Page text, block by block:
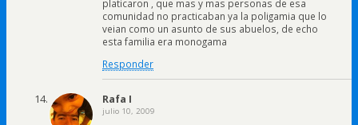
platicaron , que mas y mas personas de esa
comunidad no practicaban ya la poligamia que lo
veian como un asunto de sus abuelos, de echo
esta familia era monogama
Responder
Rafa I
julio 10, 2009